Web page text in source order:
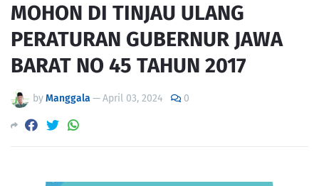
MOHON DI TINJAU ULANG
PERATURAN GUBERNUR JAWA
BARAT NO 45 TAHUN 2017
byManggala —April 03, 2024 0